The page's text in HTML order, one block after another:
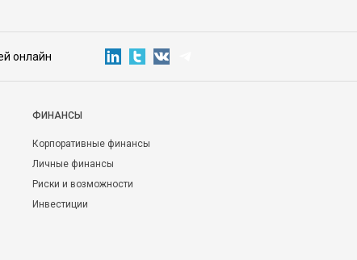
онлайн
ФИНАНСЫ
Корпоративные финансы
Личные финансы
Риски и возможности
Инвестиции